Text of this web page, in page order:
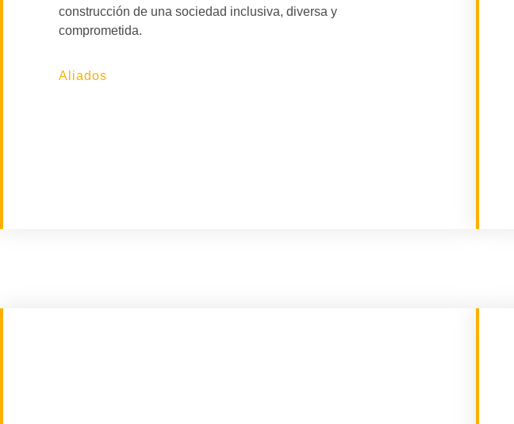
construcción de una sociedad inclusiva, diversa y
comprometida.
Aliados